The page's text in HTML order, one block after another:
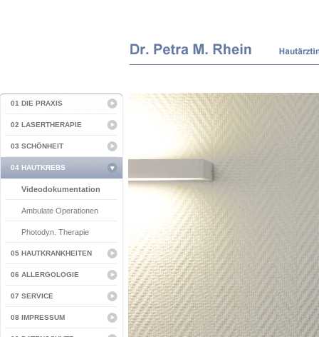
01 DIE PRAXIS
02 LASERTHERAPIE
03 SCHÖNHEIT
04 HAUTKREBS
Videodokumentation
Ambulate Operationen
Photodyn. Therapie
05 HAUTKRANKHEITEN
06 ALLERGOLOGIE
07 SERVICE
08 IMPRESSUM